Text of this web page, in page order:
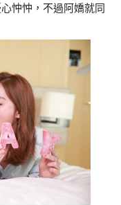
忡忡，不過阿嬌就同